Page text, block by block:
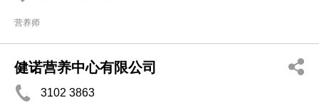
营养师
健诺营养中心有限公司
3102 3863